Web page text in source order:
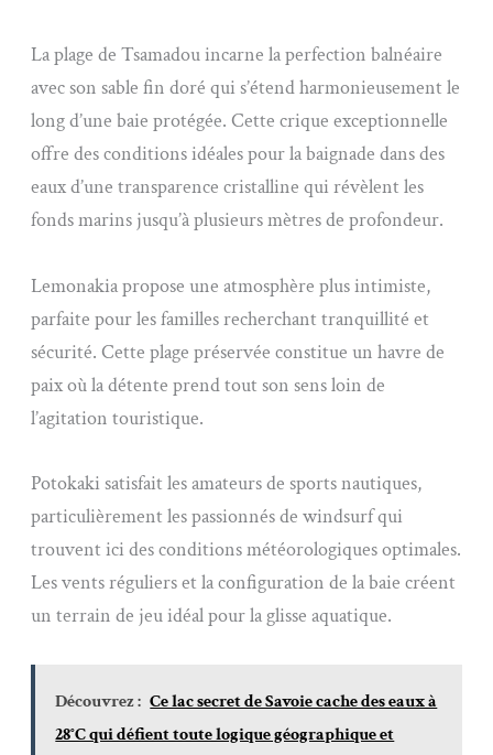
La plage de Tsamadou incarne la perfection balnéaire
avec son sable fin doré qui s’étend harmonieusement le
long d’une baie protégée. Cette crique exceptionnelle
offre des conditions idéales pour la baignade dans des
eaux d’une transparence cristalline qui révèlent les
fonds marins jusqu’à plusieurs mètres de profondeur.
Lemonakia propose une atmosphère plus intimiste,
parfaite pour les familles recherchant tranquillité et
sécurité. Cette plage préservée constitue un havre de
paix où la détente prend tout son sens loin de
l’agitation touristique.
Potokaki satisfait les amateurs de sports nautiques,
particulièrement les passionnés de windsurf qui
trouvent ici des conditions météorologiques optimales.
Les vents réguliers et la configuration de la baie créent
un terrain de jeu idéal pour la glisse aquatique.
Découvrez : Ce lac secret de Savoie cache des eaux à
28°C qui défient toute logique géographique et